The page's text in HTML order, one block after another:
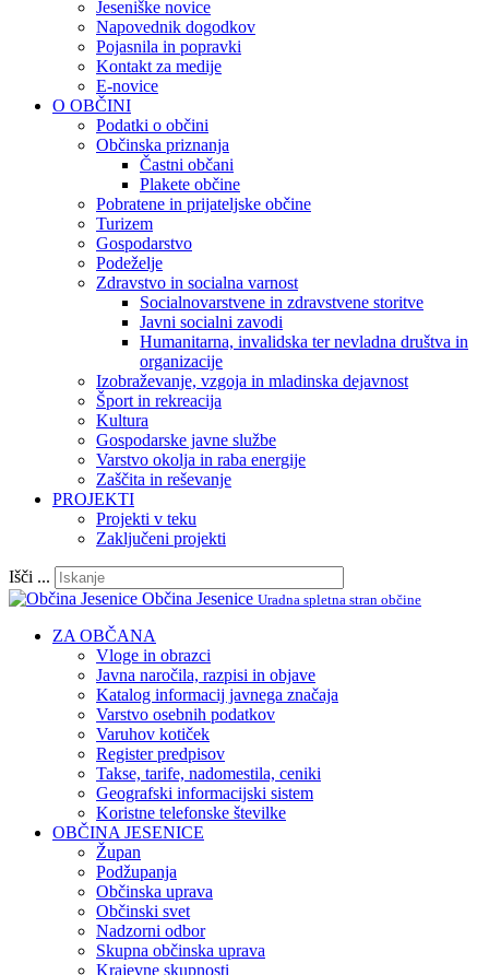
Jeseniške novice
Napovednik dogodkov
Pojasnila in popravki
Kontakt za medije
E-novice
O OBČINI
Podatki o občini
Občinska priznanja
Častni občani
Plakete občine
Pobratene in prijateljske občine
Turizem
Gospodarstvo
Podeželje
Zdravstvo in socialna varnost
Socialnovarstvene in zdravstvene storitve
Javni socialni zavodi
Humanitarna, invalidska ter nevladna društva in
organizacije
Izobraževanje, vzgoja in mladinska dejavnost
Šport in rekreacija
Kultura
Gospodarske javne službe
Varstvo okolja in raba energije
Zaščita in reševanje
PROJEKTI
Projekti v teku
Zaključeni projekti
Išči ...
Občina Jesenice Uradna spletna stran občine
ZA OBČANA
Vloge in obrazci
Javna naročila, razpisi in objave
Katalog informacij javnega značaja
Varstvo osebnih podatkov
Varuhov kotiček
Register predpisov
Takse, tarife, nadomestila, ceniki
Geografski informacijski sistem
Koristne telefonske številke
OBČINA JESENICE
Župan
Podžupanja
Občinska uprava
Občinski svet
Nadzorni odbor
Skupna občinska uprava
Krajevne skupnosti